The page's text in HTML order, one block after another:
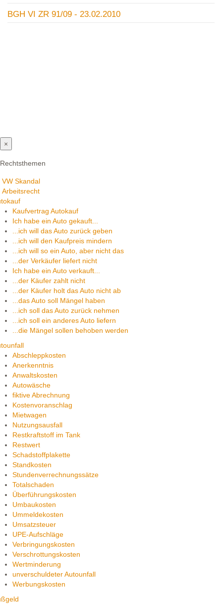
BGH VI ZR 91/09 - 23.02.2010
×
Rechtsthemen
VW Skandal
Arbeitsrecht
Kaufvertrag Autokauf
Ich habe ein Auto gekauft...
...ich will das Auto zurück geben
...ich will den Kaufpreis mindern
...ich will so ein Auto, aber nicht das
...der Verkäufer liefert nicht
Ich habe ein Auto verkauft...
...der Käufer zahlt nicht
...der Käufer holt das Auto nicht ab
...das Auto soll Mängel haben
...ich soll das Auto zurück nehmen
...ich soll ein anderes Auto liefern
...die Mängel sollen behoben werden
Abschleppkosten
Anerkenntnis
Anwaltskosten
Autowäsche
fiktive Abrechnung
Kostenvoranschlag
Mietwagen
Nutzungsausfall
Restkraftstoff im Tank
Restwert
Schadstoffplakette
Standkosten
Stundenverrechnungssätze
Totalschaden
Überführungskosten
Umbaukosten
Ummeldekosten
Umsatzsteuer
UPE-Aufschläge
Verbringungskosten
Verschrottungskosten
Wertminderung
unverschuldeter Autounfall
Werbungskosten